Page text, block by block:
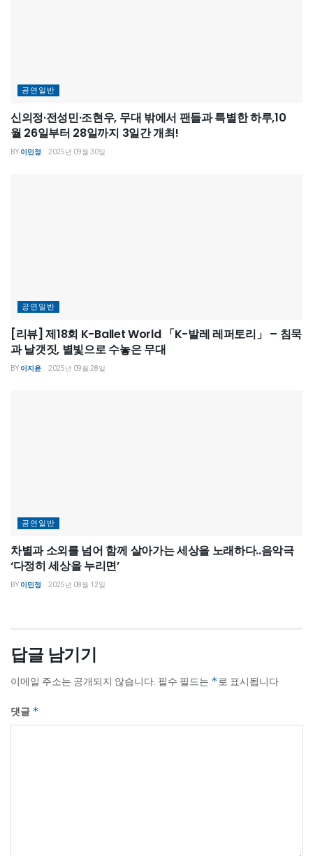
공연일반
신의정·전성민·조현우, 무대 밖에서 팬들과 특별한 하루,10
월 26일부터 28일까지 3일간 개최!
BY 이민정 2025년 09월 30일
공연일반
[리뷰] 제18회 K-Ballet World 「K-발레 레퍼토리」 – 침묵
과 날갯짓, 별빛으로 수놓은 무대
BY 이지윤 2025년 09월 28일
공연일반
차별과 소외를 넘어 함께 살아가는 세상을 노래하다..음악극
‘다정히 세상을 누리면’
BY 이민정 2025년 08월 12일
답글 남기기
이메일 주소는 공개되지 않습니다. 필수 필드는 *로 표시됩니다
댓글 *